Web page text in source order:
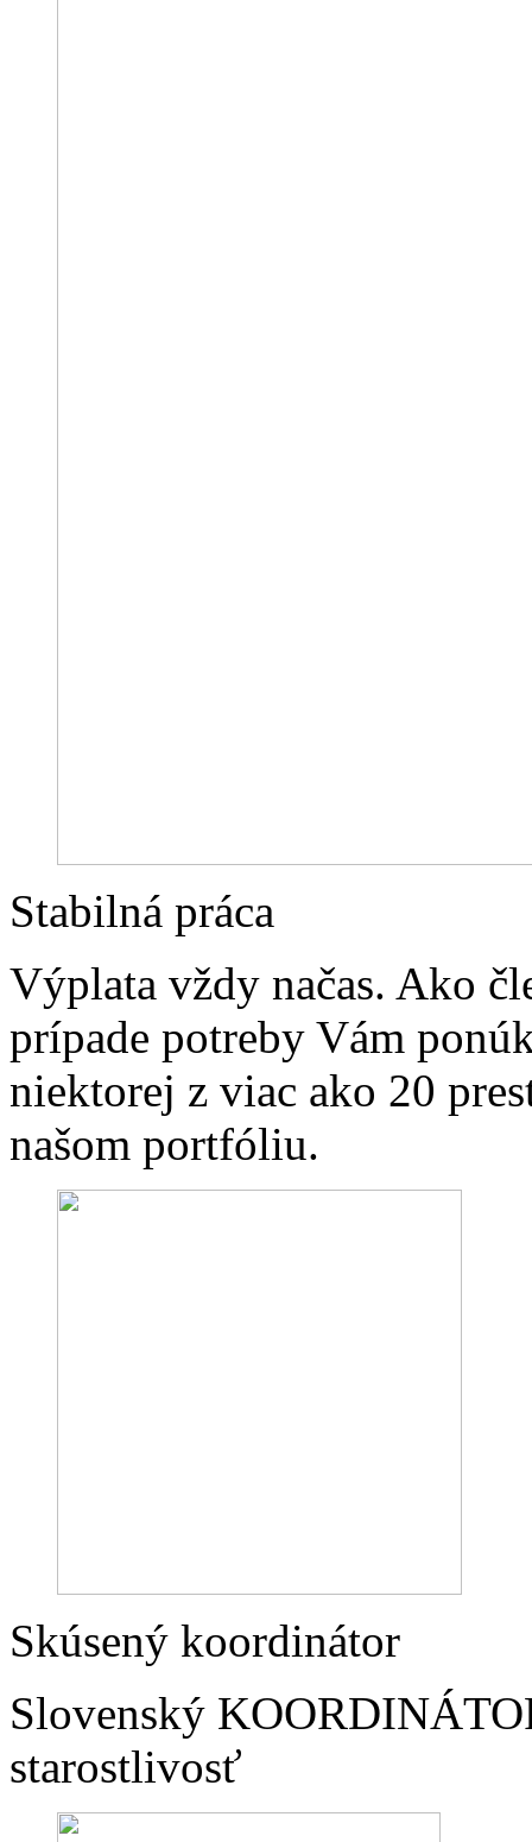
Stabilná práca
Výplata vždy načas. Ako
prípade potreby Vám
niektorej z viac ako 20
našom portfóliu.
Skúsený koordinátor
Slovenský
starostlivosť